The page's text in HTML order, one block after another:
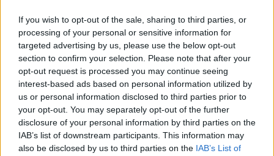
If you wish to opt-out of the sale, sharing to third parties, or
processing of your personal or sensitive information for
targeted advertising by us, please use the below opt-out
section to confirm your selection. Please note that after your
opt-out request is processed you may continue seeing
interest-based ads based on personal information utilized by
us or personal information disclosed to third parties prior to
your opt-out. You may separately opt-out of the further
disclosure of your personal information by third parties on the
IAB’s list of downstream participants. This information may
also be disclosed by us to third parties on the IAB’s List of